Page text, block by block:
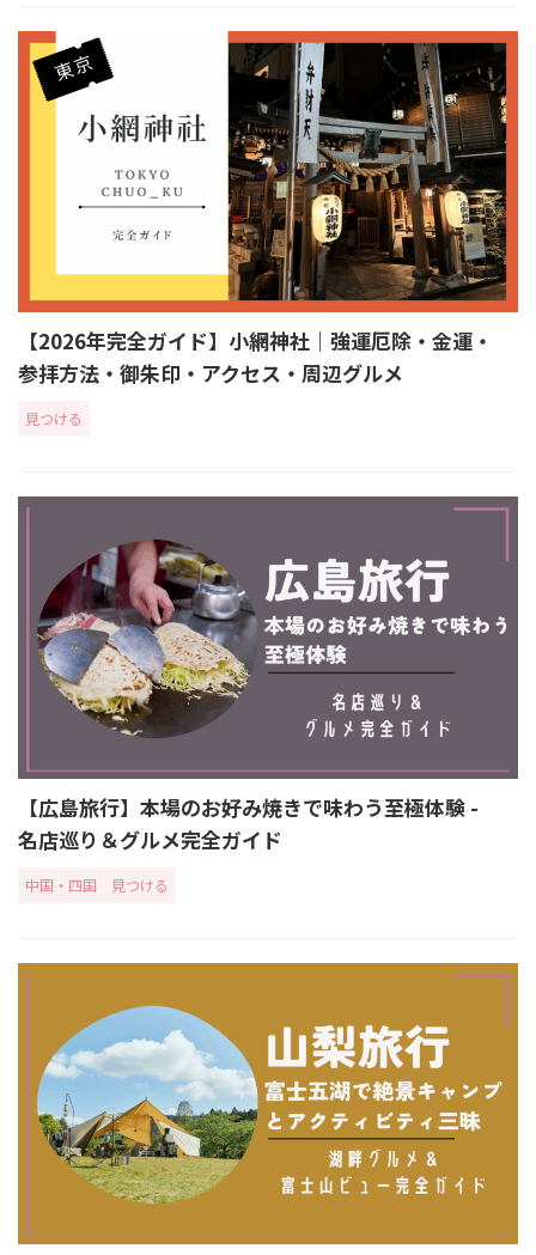
【2026年完全ガイド】小網神社｜強運厄除・金運・
参拝方法・御朱印・アクセス・周辺グルメ
見つける
【広島旅行】本場のお好み焼きで味わう至極体験 -
名店巡り＆グルメ完全ガイド
中国・四国 見つける